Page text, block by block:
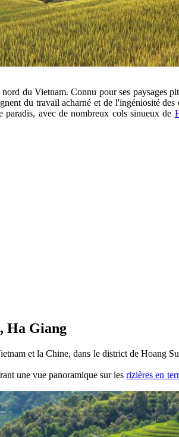
du Vietnam. Connu pour ses paysages
du travail acharné et de l'ingéniosité
avec de nombreux cols sinueux de
Ha Giang
et la Chine, dans le district de Hoang
une vue panoramique sur lesrizières en